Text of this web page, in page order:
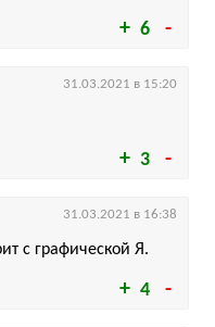
6
3
31.03.2021 в 15:20
4
с графической Я.
31.03.2021 в 16:38